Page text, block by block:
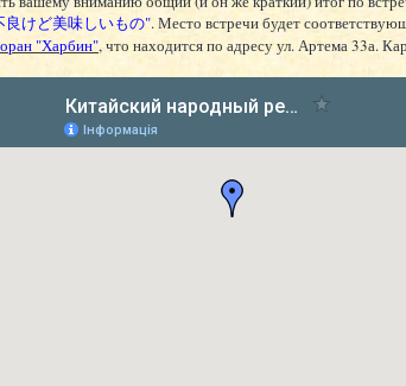
良けど美味しいもの". Место встречи будет
"Харбин", что находится по адресу ул. Артема 33а.